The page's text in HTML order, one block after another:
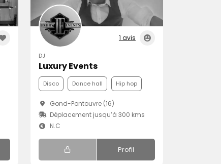
1 avis
DJ
Luxury Events
Disco Dance hall Hip hop
Gond-Pontouvre (16)
Déplacement jusqu’à 300 kms
N.C
Profil